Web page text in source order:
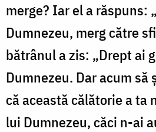
merge? Iar el a răspuns:
Dumnezeu, merg către
bătrânul a zis: „Drept ai
Dumnezeu. Dar acum să
că această călătorie a ta
lui Dumnezeu, căci n-ai